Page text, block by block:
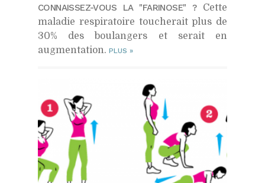
CONNAISSEZ-VOUS LA "FARINOSE" ?Cette
maladie respiratoire toucherait plus de
30% des boulangers et serait en
augmentation. PLUS »